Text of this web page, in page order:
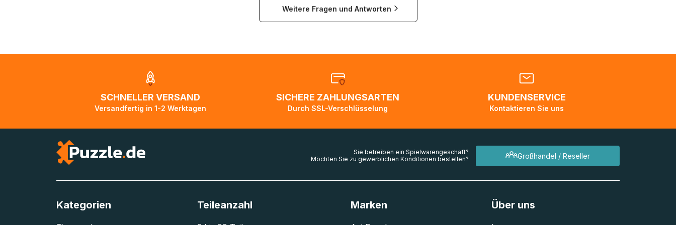
aktualisiert, sobald die Pakete im Zielland ankommen und von der dortigen
Zustellorganisation weiter bearbeitet werden.
Bitte kontaktieren Sie den Kundenservicefalls Ihr Paket länger als angegeben
Tage lang nicht gescannt wurden.
Weitere Fragen und Antworten
SCHNELLER VERSAND
Versandfertig in 1-2 Werktagen
SICHERE ZAHLUNGSARTEN
Durch SSL-Verschlüsselung
KUNDENSERVICE
Kontaktieren Sie uns
Großhandel / Reseller
Sie betreiben ein Spielwarengeschäft?
Möchten Sie zu gewerblichen Konditionen bestellen?
Kategorien Teileanzahl Marken Über uns